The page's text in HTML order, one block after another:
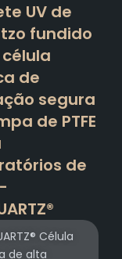
UV de
fundido
de
segura
de PTFE
de
Célula
de alta